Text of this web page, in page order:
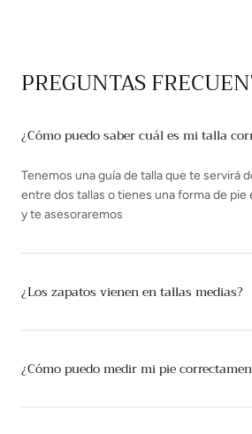
PREGUNTAS
¿Cómo puedo saber cuál es mi talla
Tenemos una guía de talla que te servirá
entre dos tallas o tienes una forma de
y te asesoraremos
¿Los zapatos vienen en tallas medias?
¿Cómo puedo medir mi pie